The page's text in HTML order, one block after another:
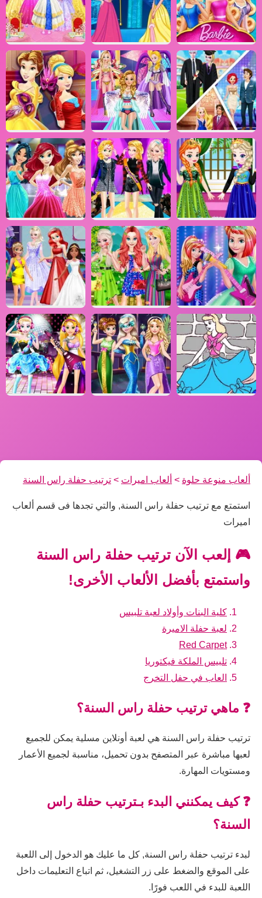
ألعاب منوعة حلوة > ألعاب اميرات > ترتيب حفلة راس السنة
استمتع مع ترتيب حفلة راس السنة, والتي تجدها فى قسم ألعاب
اميرات
🎮 إلعب الآن ترتيب حفلة راس السنة
واستمتع بأفضل الألعاب الأخرى!
كلية البنات وأولاد لعبة تلبيس
لعبة حفلة الاميرة
Red Carpet
تلبيس الملكة فيكتوريا
العاب في حفل التخرج
❓ ماهي ترتيب حفلة راس السنة؟
ترتيب حفلة راس السنة هي لعبة أونلاين مسلية يمكن للجميع
لعبها مباشرة عبر المتصفح بدون تحميل، مناسبة لجميع الأعمار
ومستويات المهارة.
❓ كيف يمكنني البدء بـترتيب حفلة راس
السنة؟
لبدء ترتيب حفلة راس السنة, كل ما عليك هو الدخول إلى اللعبة
على الموقع والضغط على زر التشغيل، ثم اتباع التعليمات داخل
اللعبة للبدء في اللعب فورًا.